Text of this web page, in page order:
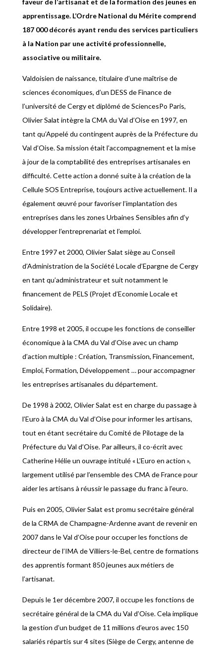
apprentissage. L’Ordre National du Mérite comprend
187 000 décorés ayant rendu des services particuliers
à la Nation par une activité professionnelle,
associative ou militaire.
Valdoisien de naissance, titulaire d’une maîtrise de
sciences économiques, d’un DESS de Finance de
l’université de Cergy et diplômé de SciencesPo Paris,
Olivier Salat intègre la CMA du Val d’Oise en 1997, en
tant qu’Appelé du contingent auprès de la Préfecture du
Val d’Oise. Sa mission était l’accompagnement et la mise
à jour de la comptabilité des entreprises artisanales en
difficulté. Cette action a donné suite à la création de la
Cellule SOS Entreprise, toujours active actuellement. Il a
également œuvré pour favoriser l’implantation des
entreprises dans les zones Urbaines Sensibles afin d’y
développer l’entreprenariat et l’emploi.
Entre 1997 et 2000, Olivier Salat siège au Conseil
d’Administration de la Société Locale d’Epargne de Cergy
en tant qu’administrateur et suit notamment le
financement de PELS (Projet d’Economie Locale et
Solidaire).
Entre 1998 et 2005, il occupe les fonctions de conseiller
économique à la CMA du Val d’Oise avec un champ
d’action multiple : Création, Transmission, Financement,
Emploi, Formation, Développement … pour accompagner
les entreprises artisanales du département.
De 1998 à 2002, Olivier Salat est en charge du passage à
l’Euro à la CMA du Val d’Oise pour informer les artisans,
tout en étant secrétaire du Comité de Pilotage de la
Préfecture du Val d’Oise. Par ailleurs, il co-écrit avec
Catherine Hélie un ouvrage intitulé « L’Euro en action »,
largement utilisé par l’ensemble des CMA de France pour
aider les artisans à réussir le passage du franc à l’euro.
Puis en 2005, Olivier Salat est promu secrétaire général
de la CRMA de Champagne-Ardenne avant de revenir en
2007 dans le Val d’Oise pour occuper les fonctions de
directeur de l’IMA de Villiers-le-Bel, centre de formations
des apprentis formant 850 jeunes aux métiers de
l’artisanat.
Depuis le 1er décembre 2007, il occupe les fonctions de
secrétaire général de la CMA du Val d’Oise. Cela implique
la gestion d’un budget de 11 millions d’euros avec 150
salariés répartis sur 4 sites (Siège de Cergy, antenne de